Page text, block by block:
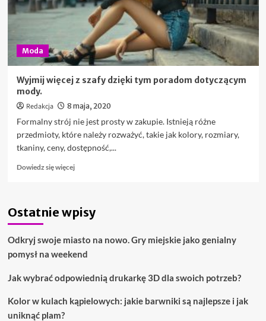
Moda
Wyjmij więcej z szafy dzięki tym poradom dotyczącym
mody.
Redakcja 8 maja, 2020
Formalny strój nie jest prosty w zakupie. Istnieją różne
przedmioty, które należy rozważyć, takie jak kolory, rozmiary,
tkaniny, ceny, dostępność,...
Dowiedz się więcejDowiedz
Wyjmij
więcej
szafy
dzięki
poradom
mody.
Ostatnie wpisy
Odkryj swoje miasto na nowo. Gry miejskie jako genialny
pomysł na weekend
Jak wybrać odpowiednią drukarkę 3D dla swoich potrzeb?
Kolor w kulach kąpielowych: jakie barwniki są najlepsze i jak
uniknąć plam?